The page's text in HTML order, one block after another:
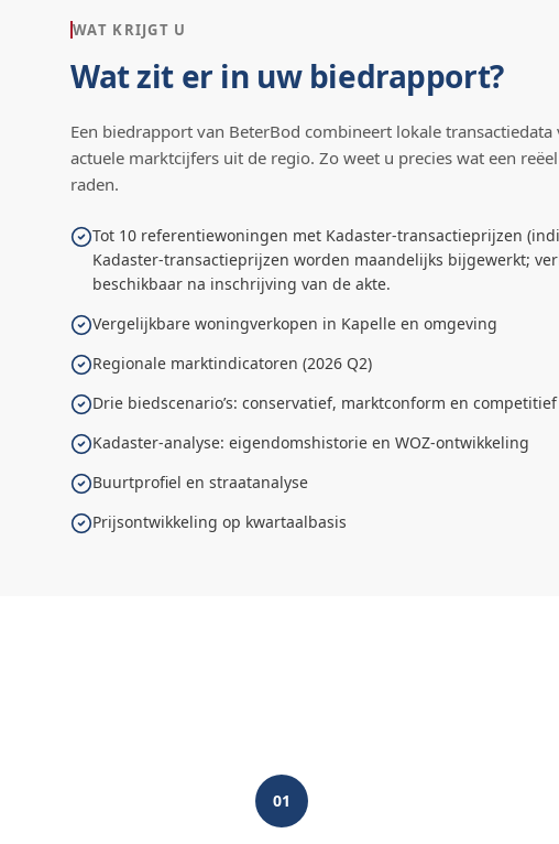
WAT KRIJGT U
Wat zit er in uw biedrapport?
Een biedrapport van BeterBod combineert lokale transactiedata
actuele marktcijfers uit de regio. Zo weet u precies wat een
raden.
Tot 10 referentiewoningen met Kadaster-transactieprijzen
Kadaster-transactieprijzen worden maandelijks bijgewerkt;
beschikbaar na inschrijving van de akte.
Vergelijkbare woningverkopen in Kapelle en omgeving
Regionale marktindicatoren (2026 Q2)
Drie biedscenario’s: conservatief, marktconform en competitief
Kadaster-analyse: eigendomshistorie en WOZ-ontwikkeling
Buurtprofiel en straatanalyse
Prijsontwikkeling op kwartaalbasis
01